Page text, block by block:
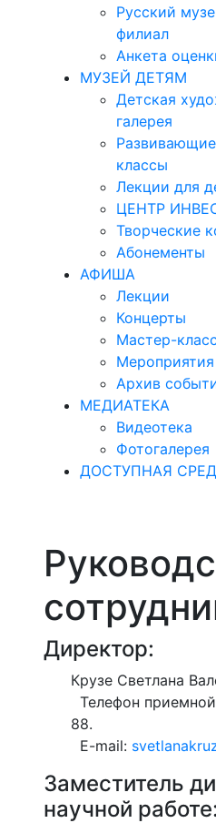
Русский
филиал
Анкета
МУЗЕЙ ДЕТЯМ
Детская
галерея
классы
Лекции для
ЦЕНТР
Творческие
Абонементы
АФИША
Лекции
Концерты
Мастер-
Мероприятия
Архив
МЕДИАТЕКА
Видеотека
Фотогалерея
ДОСТУПНАЯ
Директор:
Крузе Светлана
Телефон
88.
E-mail:
Заместитель
научной работе: